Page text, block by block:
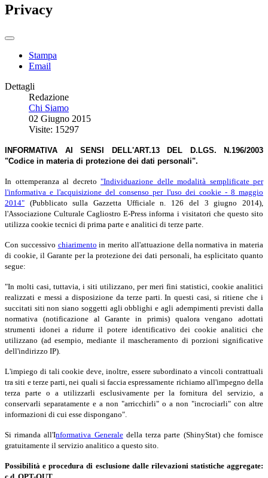
Privacy
Stampa
Email
Dettagli
Redazione
Chi Siamo
02 Giugno 2015
Visite: 15297
INFORMATIVA AI SENSI DELL'ART.13 DEL D.LGS. N.196/2003
"Codice in materia di protezione dei dati personali".
In ottemperanza al decreto "Individuazione delle modalità semplificate per
l'informativa e l'acquisizione del consenso per l'uso dei cookie - 8 maggio
2014" (Pubblicato sulla Gazzetta Ufficiale n. 126 del 3 giugno 2014),
l'Associazione Culturale Cagliostro E-Press informa i visitatori che questo sito
utilizza cookie tecnici di prima parte e analitici di terze parte.
Con successivo chiarimento in merito all'attuazione della normativa in materia
di cookie, il Garante per la protezione dei dati personali, ha esplicitato quanto
segue:
"In molti casi, tuttavia, i siti utilizzano, per meri fini statistici, cookie analitici
realizzati e messi a disposizione da terze parti. In questi casi, si ritiene che i
succitati siti non siano soggetti agli obblighi e agli adempimenti previsti dalla
normativa (notificazione al Garante in primis) qualora vengano adottati
strumenti idonei a ridurre il potere identificativo dei cookie analitici che
utilizzano (ad esempio, mediante il mascheramento di porzioni significative
dell'indirizzo IP).
L'impiego di tali cookie deve, inoltre, essere subordinato a vincoli contrattuali
tra siti e terze parti, nei quali si faccia espressamente richiamo all'impegno della
terza parte o a utilizzarli esclusivamente per la fornitura del servizio, a
conservarli separatamente e a non "arricchirli" o a non "incrociarli" con altre
informazioni di cui esse dispongano".
Si rimanda all'Informativa Generaledella terza parte (ShinyStat) che fornisce
gratuitamente il servizio analitico a questo sito.
Possibilità e procedura di esclusione dalle rilevazioni statistiche aggregate: